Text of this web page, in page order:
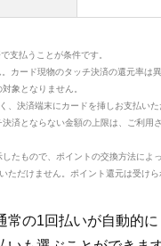
支払うことが条件です。
カード現物のタッチ決済の還元率は異
象となりません。
決済端末にカードを挿しお支払い
済とならない金額の上限は、ご利用
たもので、ポイントの交換方法によ
だけません。ポイント還元は受けら
常の1回払いが自動的